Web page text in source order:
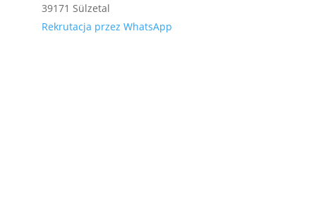
39171 Sülzetal
Rekrutacja przez WhatsApp